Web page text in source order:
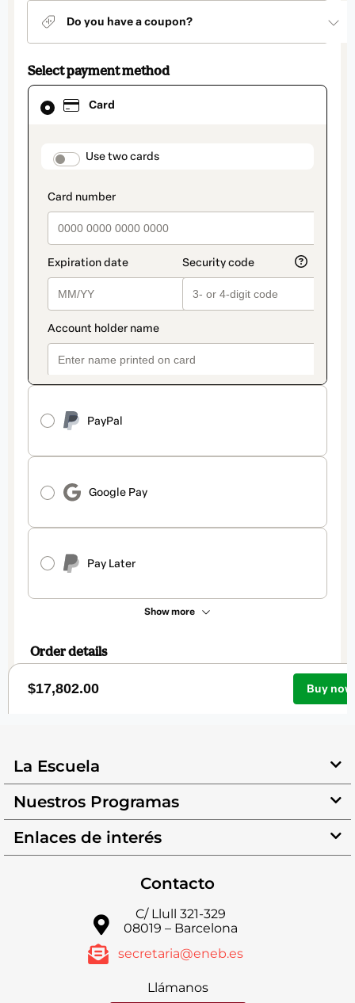
La Escuela
Nuestros Programas
Enlaces de interés
Contacto
C/ Llull 321-329
08019 – Barcelona
secretaria@eneb.es
Llámanos